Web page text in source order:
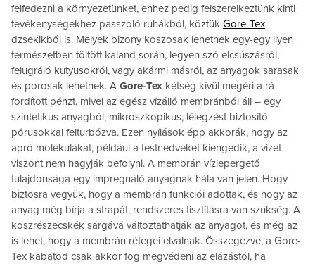
felfedezni a környezetünket, ehhez pedig felszerelkeztünk kinti
tevékenységekhez passzoló ruhákból, köztük Gore-Tex
dzsekikből is. Melyek bizony koszosak lehetnek egy-egy ilyen
természetben töltött kaland során, legyen szó elcsúszásról,
felugráló kutyusokról, vagy akármi másról, az anyagok sarasak
és porosak lehetnek. A Gore-Tex kétség kívül megéri a rá
fordított pénzt, mivel az egész vízálló membránból áll – egy
szintetikus anyagból, mikroszkopikus, lélegzést biztosító
pórusokkal felturbózva. Ezen nyílások épp akkorák, hogy az
apró molekulákat, például a testnedveket kiengedik, a vizet
viszont nem hagyják befolyni. A membrán vízlepergető
tulajdonsága egy impregnáló anyagnak hála van jelen. Hogy
biztosra vegyük, hogy a membrán funkciói adottak, és hogy az
anyag még bírja a strapát, rendszeres tisztításra van szükség. A
koszrészecskék sárgává változtathatják az anyagot, és még az
is lehet, hogy a membrán rétegei elválnak. Összegezve, a Gore-
Tex kabátod csak akkor fog megvédeni az elázástól, ha